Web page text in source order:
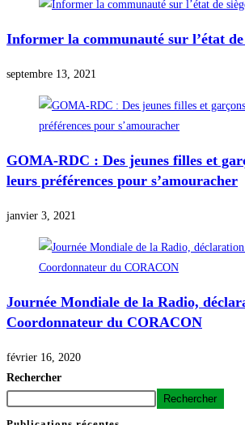
Informer la communauté sur l’état de
septembre 13, 2021
GOMA-RDC : Des jeunes filles et
leurs préférences pour s’amouracher
janvier 3, 2021
Journée Mondiale de la Radio,
Coordonnateur du CORACON
février 16, 2020
Rechercher
Rechercher